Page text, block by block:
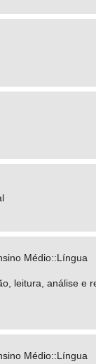
Médio::Língua
leitura, análise e
Médio::Língua